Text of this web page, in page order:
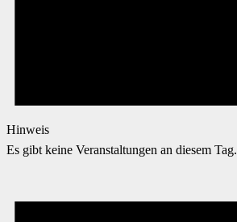
Hinweis
Es gibt keine Veranstaltungen an diesem Tag.